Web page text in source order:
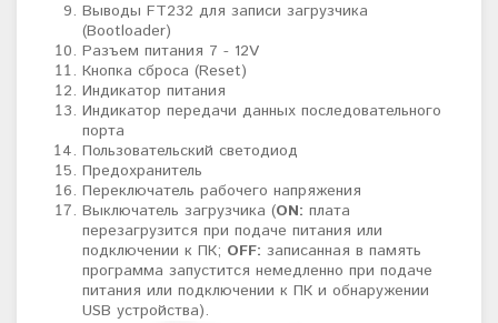
Выводы FT232 для записи загрузчика
(Bootloader)
Разъем питания 7 - 12V
Кнопка сброса (Reset)
Индикатор питания
Индикатор передачи данных последовательного
порта
Пользовательский светодиод
Предохранитель
Переключатель рабочего напряжения
Выключатель загрузчика (ON: плата
перезагрузится при подаче питания или
подключении к ПК; OFF: записанная в память
программа запустится немедленно при подаче
питания или подключении к ПК и обнаружении
USB устройства).